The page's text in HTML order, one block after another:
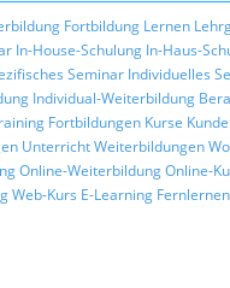
Fortbildung Lernen
In-House-Schulung In-Haus-
Seminar Individuelles
Individual-Weiterbildung
Fortbildungen Kurse
UnterrichtWeiterbildungen
Online-WeiterbildungOnline-
Web-Kurs E-Learning Fernlernen